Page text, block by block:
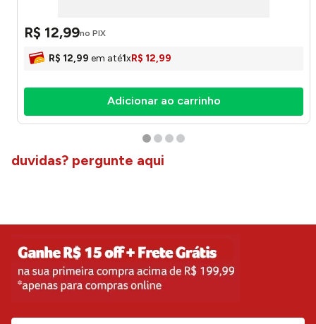
R$ 12,99no PIX
R$ 12,99 em até1xR$ 12,99
Adicionar ao carrinho
duvidas? pergunte aqui